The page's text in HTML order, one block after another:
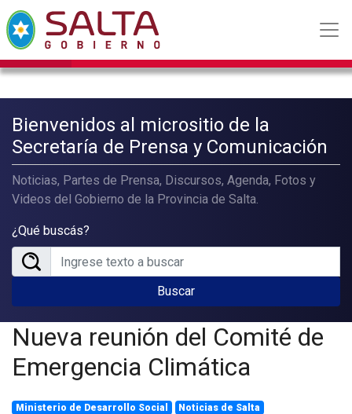
Bienvenidos al micrositio de la
Secretaría de Prensa y Comunicación
Noticias, Partes de Prensa, Discursos, Agenda, Fotos y
Videos del Gobierno de la Provincia de Salta.
¿Qué buscás?
Buscar
Nueva reunión del Comité de
Emergencia Climática
Ministerio de Desarrollo Social
Noticias de Salta